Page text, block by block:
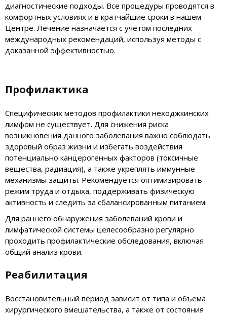
диагностические подходы. Все процедуры проводятся в
комфортных условиях и в кратчайшие сроки в нашем
Центре. Лечение назначается с учетом последних
международных рекомендаций, используя методы с
доказанной эффективностью.
Профилактика
Специфических методов профилактики неходжкинских
лимфом не существует. Для снижения риска
возникновения данного заболевания важно соблюдать
здоровый образ жизни и избегать воздействия
потенциально канцерогенных факторов (токсичные
вещества, радиация), а также укреплять иммунные
механизмы защиты. Рекомендуется оптимизировать
режим труда и отдыха, поддерживать физическую
активность и следить за сбалансированным питанием.
Для раннего обнаружения заболеваний крови и
лимфатической системы целесообразно регулярно
проходить профилактические обследования, включая
общий анализ крови.
Реабилитация
Восстановительный период зависит от типа и объема
хирургического вмешательства, а также от состояния